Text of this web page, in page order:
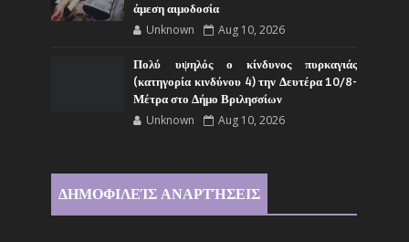
άμεση αιμοδοσία
Unknown Aug 10, 2026
Πολύ υψηλός ο κίνδυνος πυρκαγιάς
(κατηγορία κινδύνου 4) την Δευτέρα 10/8-
Μέτρα στο Δήμο Βριλησσίων
Unknown Aug 10, 2026
ΔΗΜΟΦΙΛΕΊΣ ΑΝΑΡΤΉΣΕΙΣ